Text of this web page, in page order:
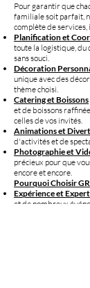
Pour garantir que
familiale soit parfait,
complète de services,
Planification et
toute la logistique, du
sans souci.
Décoration
unique avec des
thème choisi.
Catering et Boissons
et de boissons
celles de vos invités.
Animations et
d'activités et de
Photographie et
précieux pour que
encore et encore.
Pourquoi Choisir
Expérience et
et de nombreux